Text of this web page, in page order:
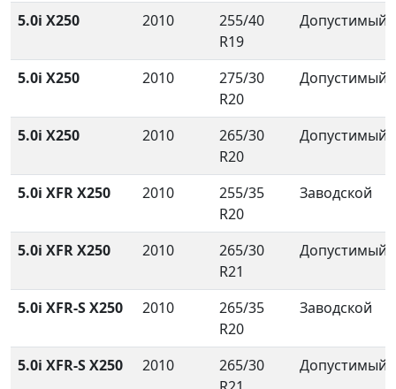
5.0i X250 2010
255/40
R19
Допустимый
5.0i X250 2010
275/30
R20
Допустимый
5.0i X250 2010
265/30
R20
Допустимый
5.0i XFR X250 2010
255/35
R20
Заводской
5.0i XFR X250 2010
265/30
R21
Допустимый
5.0i XFR-S X250 2010
265/35
R20
Заводской
5.0i XFR-S X250 2010
265/30
Допустимый